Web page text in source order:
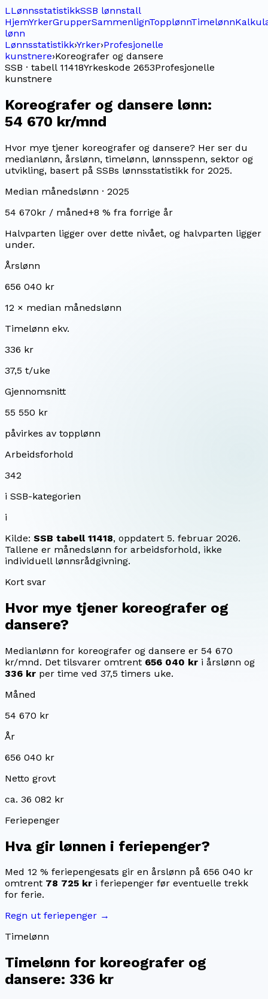
LLønnsstatistikkSSB lønnstall
HjemYrkerGrupperSammenlignTopplønnTimelønn
lønn
Lønnsstatistikk›Yrker›Profesjonelle
kunstnere›Koreografer og dansere
SSB · tabell 11418Yrkeskode 2653Profesjonelle
kunstnere
Koreografer og dansere lønn:
54 670 kr/mnd
Hvor mye tjener koreografer og dansere? Her ser du
medianlønn, årslønn, timelønn, lønnsspenn, sektor og
utvikling, basert på SSBs lønnsstatistikk for 2025.
Median månedslønn · 2025
54 670kr / måned+8 % fra forrige år
Halvparten ligger over dette nivået, og halvparten ligger
under.
Årslønn
656 040 kr
12 × median månedslønn
Timelønn ekv.
336 kr
37,5 t/uke
Gjennomsnitt
55 550 kr
påvirkes av topplønn
Arbeidsforhold
342
i SSB-kategorien
i
Kilde: SSB tabell 11418, oppdatert 5. februar 2026.
Tallene er månedslønn for arbeidsforhold, ikke
individuell lønnsrådgivning.
Kort svar
Hvor mye tjener koreografer og
dansere?
Medianlønn for koreografer og dansere er 54 670
kr/mnd. Det tilsvarer omtrent 656 040 kr i årslønn og
336 kr per time ved 37,5 timers uke.
Måned
54 670 kr
År
656 040 kr
Netto grovt
ca. 36 082 kr
Feriepenger
Hva gir lønnen i feriepenger?
Med 12 % feriepengesats gir en årslønn på 656 040 kr
omtrent 78 725 kr i feriepenger før eventuelle trekk
for ferie.
Regn ut feriepenger →
Timelønn
Timelønn for koreografer og
dansere: 336 kr